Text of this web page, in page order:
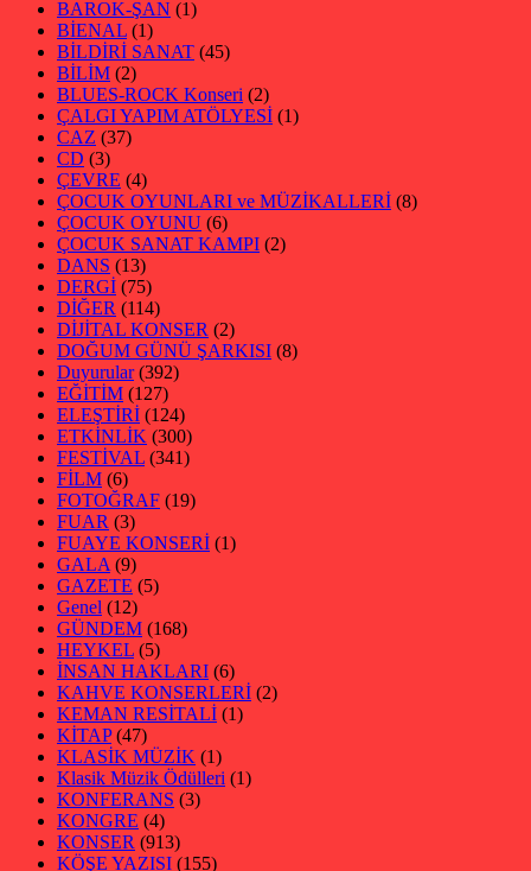
BAROK-ŞAN (1)
BİENAL (1)
BİLDİRİ SANAT (45)
BİLİM (2)
BLUES-ROCK Konseri (2)
ÇALGI YAPIM ATÖLYESİ (1)
CAZ (37)
CD (3)
ÇEVRE (4)
ÇOCUK OYUNLARI ve MÜZİKALLERİ (8)
ÇOCUK OYUNU (6)
ÇOCUK SANAT KAMPI (2)
DANS (13)
DERGİ (75)
DİĞER (114)
DİJİTAL KONSER (2)
DOĞUM GÜNÜ ŞARKISI (8)
Duyurular(392)
EĞİTİM (127)
ELEŞTİRİ (124)
ETKİNLİK (300)
FESTİVAL (341)
FİLM (6)
FOTOĞRAF (19)
FUAR (3)
FUAYE KONSERİ (1)
GALA (9)
GAZETE (5)
Genel (12)
GÜNDEM (168)
HEYKEL (5)
İNSAN HAKLARI (6)
KAHVE KONSERLERİ (2)
KEMAN RESİTALİ (1)
KİTAP(47)
KLASİK MÜZİK (1)
Klasik Müzik Ödülleri (1)
KONFERANS (3)
KONGRE (4)
KONSER (913)
KÖŞE YAZISI (155)